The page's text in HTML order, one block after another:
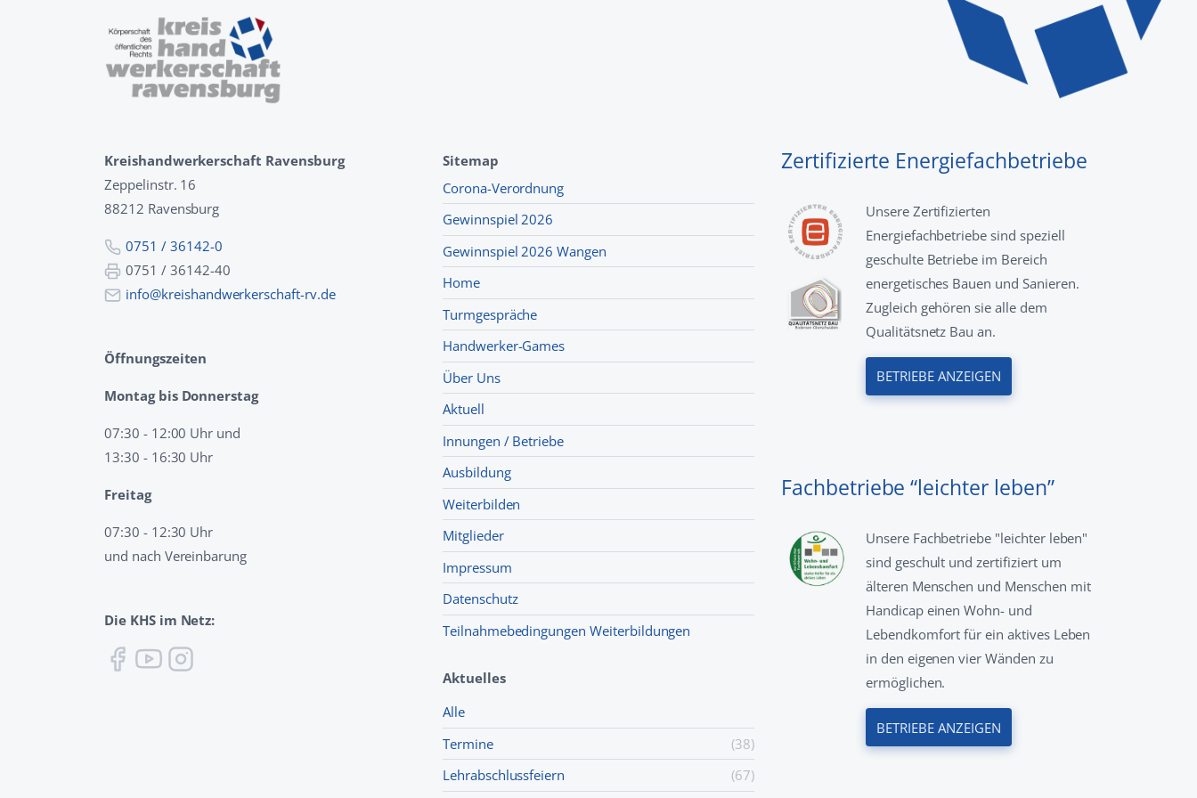
Kreishandwerkerschaft Ravensburg
Zeppelinstr. 16
88212 Ravensburg
0751 / 36142-0
0751 / 36142-40
info@kreishandwerkerschaft-rv.de
Öffnungszeiten
Montag bis Donnerstag
07:30 - 12:00 Uhr und
13:30 - 16:30 Uhr
Freitag
07:30 - 12:30 Uhr
und nach Vereinbarung
Die KHS im Netz:
Sitemap
Corona-Verordnung
Gewinnspiel 2026
Gewinnspiel 2026 Wangen
Home
Turmgespräche
Handwerker-Games
Über Uns
Aktuell
Innungen / Betriebe
Ausbildung
Weiterbilden
Mitglieder
Impressum
Datenschutz
Teilnahmebedingungen Weiterbildungen
Aktuelles
Alle
Termine
(38)
Lehr­abschluss­feiern
(67)
Zertifizierte Energiefachbetriebe
Unsere Zertifizierten
Energiefachbetriebe sind speziell
geschulte Betriebe im Bereich
energetisches Bauen und Sanieren.
Zugleich gehören sie alle dem
Qualitätsnetz Bau an.
BETRIEBE ANZEIGEN
Fachbetriebe “leichter leben”
Unsere Fachbetriebe "leichter leben"
sind geschult und zertifiziert um
älteren Menschen und Menschen mit
Handicap einen Wohn- und
Lebendkomfort für ein aktives Leben
in den eigenen vier Wänden zu
ermöglichen.
BETRIEBE ANZEIGEN